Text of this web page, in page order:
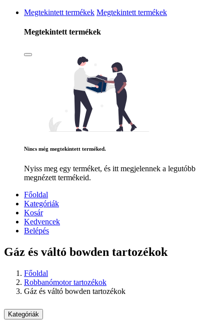
Megtekintett termékek Megtekintett termékek
Megtekintett termékek
Nincs még megtekintett terméked.
Nyiss meg egy terméket, és itt megjelennek a legutóbb
megnézett termékeid.
Főoldal
Kategóriák
Kosár
Kedvencek
Belépés
Gáz és váltó bowden tartozékok
Főoldal
Robbanómotor tartozékok
Gáz és váltó bowden tartozékok
Kategóriák